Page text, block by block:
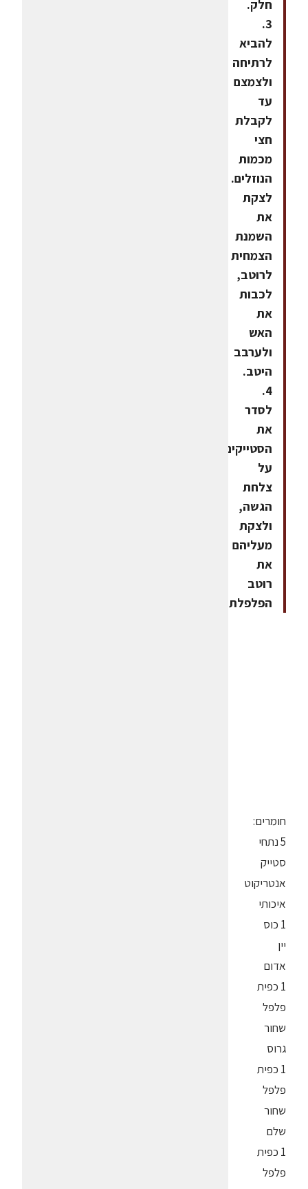
חלק.
3.
להביא
לרתיחה
ולצמצם
עד
לקבלת
חצי
מכמות
הנוזלים.
לצקת
את
השמנת
הצמחית
לרוטב,
לכבות
את
האש
ולערבב
היטב.
4.
לסדר
את
הסטייקים
על
צלחת
הגשה,
ולצקת
מעליהם
את
רוטב
הפלפלת.
חומרים:
5 נתחי
סטייק
אנטריקוט
איכותי
1 כוס
יין
אדום
1 כפית
פלפל
שחור
גרוס
1 כפית
פלפל
שחור
שלם
1 כפית
פלפל